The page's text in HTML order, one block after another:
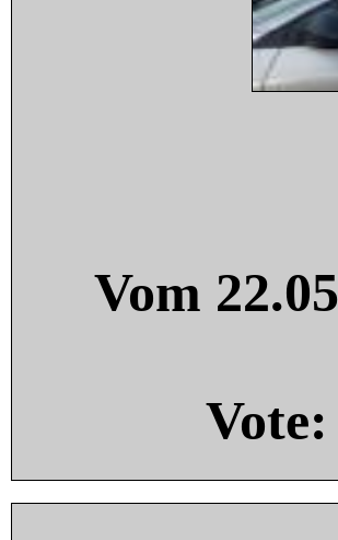
Vom